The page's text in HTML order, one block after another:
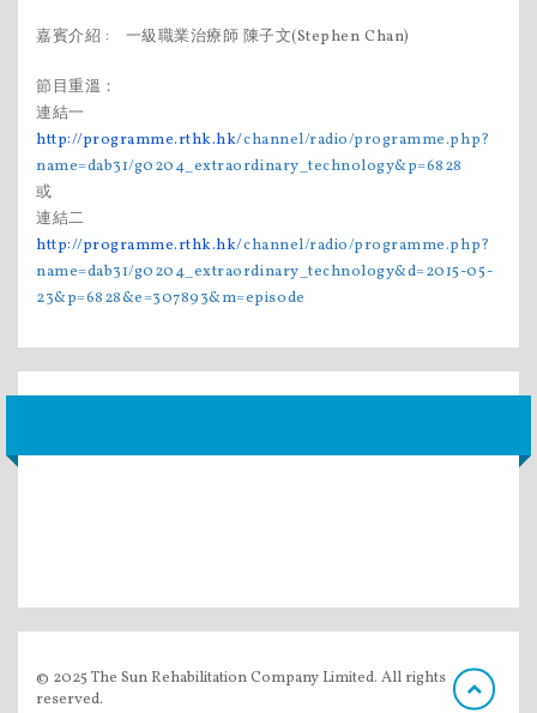
嘉賓介紹 : 一級職業治療師 陳子文(Stephen Chan)
節目重溫：
連結一
http://programme.rthk.hk/channel/radio/programme.php?
name=dab31/g0204_extraordinary_technology&p=6828
或
連結二
http://programme.rthk.hk/channel/radio/programme.php?
name=dab31/g0204_extraordinary_technology&d=2015-05-
23&p=6828&e=307893&m=episode
© 2025 The Sun Rehabilitation Company Limited. All rights
reserved.